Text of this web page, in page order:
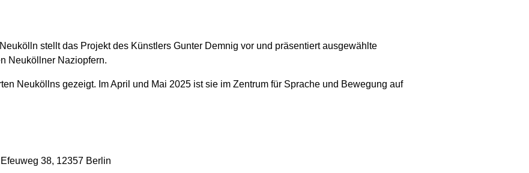
stellt das Projekt des Künstlers Gunter Demnig vor und präsentiert ausgewählte
Neuköllner Naziopfern.
Neuköllns gezeigt. Im April und Mai 2025 ist sie im Zentrum für Sprache und Bewegung auf
38, 12357 Berlin